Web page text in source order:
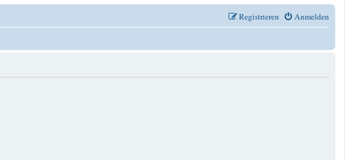
Anmelden
Registrieren